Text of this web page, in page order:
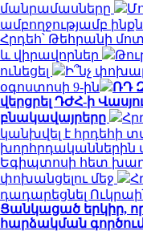
մանրամասները
ամբողջությամբ
Հրդեհ՝ Թեհրանի
և վիրավորներ
ունեցել
Ի՞նչ
օգոստոսի 9-ին
ՌԴ
վերցրել ԴԺՀ-ի
բնակավայրերը
կանխվել է հրդեհի
խորհրդականներին
Եգիպտոսի հետ
փոխանցելու մեջ
դադարեցնել
Ցանկացած երկիր,
հարձակման